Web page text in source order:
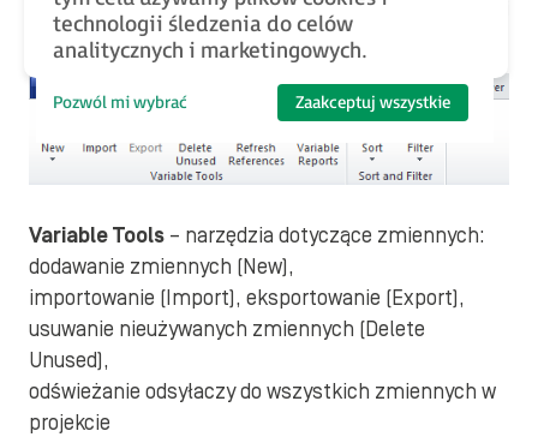
KategoriaVariables umożliwia zarządzanie zmiennymi
w programie
Variable Tools – narzędzia dotyczące zmiennych:
dodawanie zmiennych (New),
importowanie (Import), eksportowanie (Export),
usuwanie nieużywanych zmiennych (Delete
Unused),
odświeżanie odsyłaczy do wszystkich zmiennych w
projekcie
technologii śledzenia do celów
analitycznych i marketingowych.
Pozwól mi wybrać Zaakceptuj wszystkie